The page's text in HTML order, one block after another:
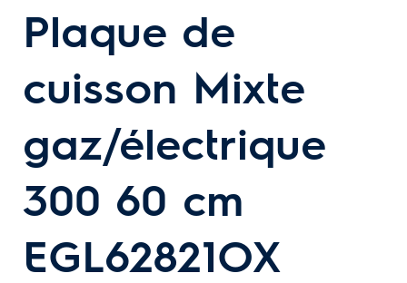
Plaque de
cuisson Mixte
gaz/électrique
300 60 cm
EGL62821OX